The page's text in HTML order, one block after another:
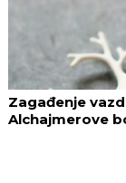
Zagađenje
Alchajmerove